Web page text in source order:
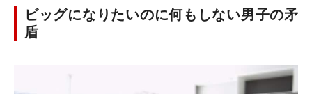
ビッグになりたいのに何もしない男子の矛
盾